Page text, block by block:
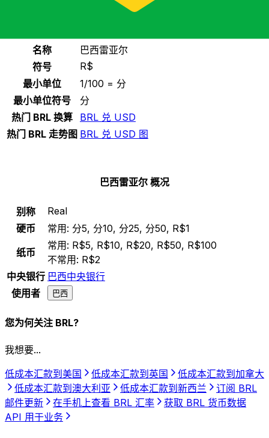
名称
巴西雷亚尔
符号
R$
最小单位
1/100 = 分
最小单位符号
分
热门 BRL 换算
BRL 兑 USD
热门 BRL 走势图 BRL 兑 USD 图
巴西雷亚尔 概况
别称
Real
硬币
常用: 分5, 分10, 分25, 分50, R$1
纸币
常用: R$5, R$10, R$20, R$50, R$100
不常用: R$2
中央银行 巴西中央银行
使用者
巴西
您为何关注 BRL?
我想要...
低成本汇款到美国
低成本汇款到英国
低成本汇款到加拿大
低成本汇款到澳大利亚
低成本汇款到新西兰
订阅 BRL
邮件更新
在手机上查看 BRL 汇率
获取 BRL 货币数据
API 用于业务